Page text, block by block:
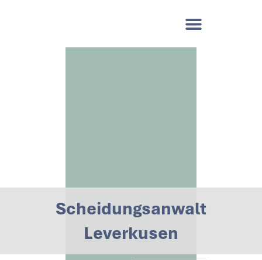
Scheidungsanwalt
Leverkusen